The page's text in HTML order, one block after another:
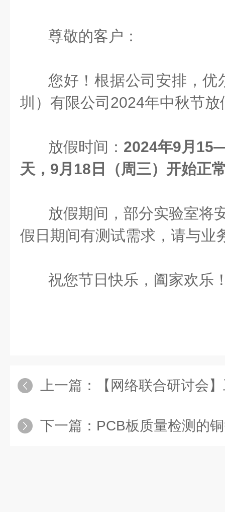
尊敬的客户：
您好！根据公司安排，优
圳）有限公司2024年中秋节放
放假时间： 2024年9月
天，9月18日（周三）开始正
放假期间，部分实验室将
假日期间有测试需求，请与业
祝您节日快乐，阖家欢乐
上一篇： 【网络联合研讨会】工业
下一篇： PCB板质量检测的铜箔厚